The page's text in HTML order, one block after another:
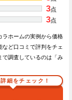
3点
3点
ラホームの実例から価格
ど口コミで評判をチェ
で調査しているのは「み
細をチェック！